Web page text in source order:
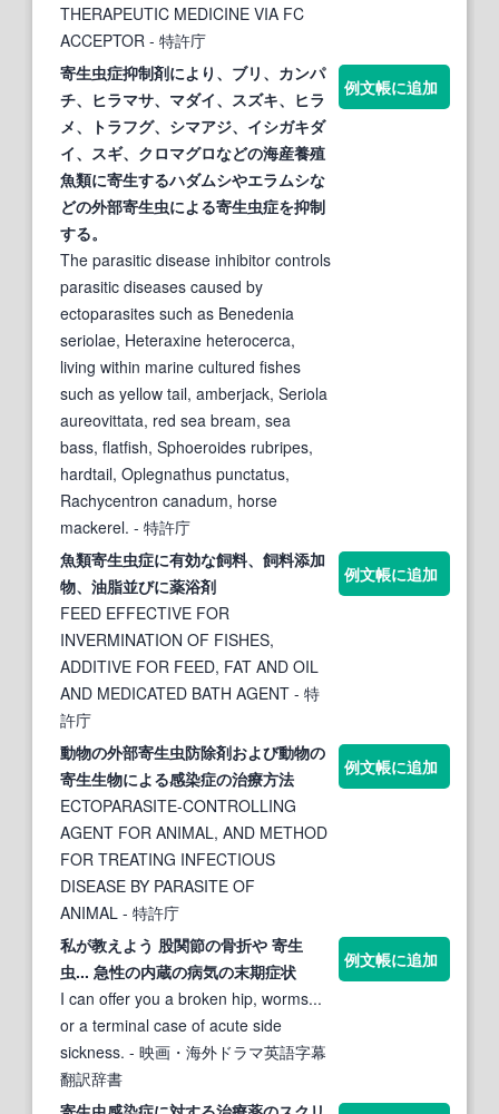
THERAPEUTIC MEDICINE VIA FC
ACCEPTOR - 特許庁
寄生虫症抑制剤により、ブリ、カンパ
チ、ヒラマサ、マダイ、スズキ、ヒラ
メ、トラフグ、シマアジ、イシガキダ
イ、スギ、クロマグロなどの海産養殖
魚類に寄生するハダムシやエラムシな
どの外部寄生虫による寄生虫症を抑制
する。
The parasitic disease inhibitor controls
parasitic diseases caused by
ectoparasites such as Benedenia
seriolae, Heteraxine heterocerca,
living within marine cultured fishes
such as yellow tail, amberjack, Seriola
aureovittata, red sea bream, sea
bass, flatfish, Sphoeroides rubripes,
hardtail, Oplegnathus punctatus,
Rachycentron canadum, horse
mackerel. - 特許庁
例文帳に追加
魚類寄生虫症に有効な飼料、飼料添加
物、油脂並びに薬浴剤
FEED EFFECTIVE FOR
INVERMINATION OF FISHES,
ADDITIVE FOR FEED, FAT AND OIL
AND MEDICATED BATH AGENT - 特
許庁
例文帳に追加
動物の外部寄生虫防除剤および動物の
寄生生物による感染症の治療方法
ECTOPARASITE-CONTROLLING
AGENT FOR ANIMAL, AND METHOD
FOR TREATING INFECTIOUS
DISEASE BY PARASITE OF
ANIMAL - 特許庁
例文帳に追加
私が教えよう 股関節の骨折や 寄生
虫... 急性の内蔵の病気の末期症状
I can offer you a broken hip, worms...
or a terminal case of acute side
sickness. - 映画・海外ドラマ英語字幕
翻訳辞書
例文帳に追加